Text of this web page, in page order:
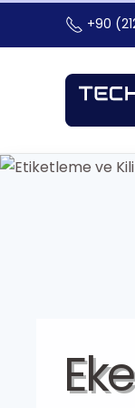
Skip to
+90